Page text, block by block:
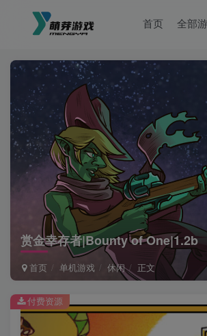
首页 全部
赏金幸存者|Bounty of One|1.2b
首页 单机游戏 休闲 正文
付费资源